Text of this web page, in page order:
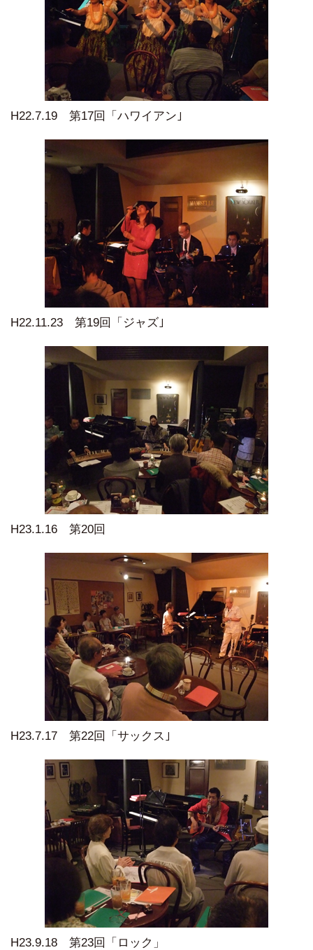
H22.7.19 第17回「ハワイアン｣
H22.11.23 第19回「ジャズ｣
H23.1.16 第20回
H23.7.17 第22回「サックス｣
H23.9.18 第23回「ロック」